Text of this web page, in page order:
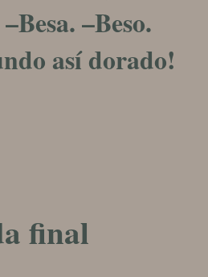
–Beso.
así dorado!
final